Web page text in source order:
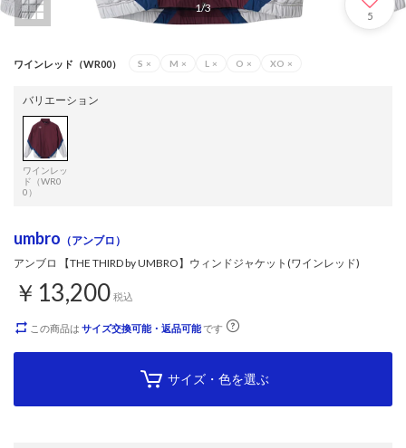
1/3
5
ワインレッド（WR00） S × M × L × O × XO ×
バリエーション
ワインレッ
ド（WR0
0）
umbro （アンブロ）
アンブロ 【THE THIRD by UMBRO】ウィンドジャケット(ワインレッド)
￥13,200 税込
この商品は サイズ交換可能・返品可能です
サイズ・色を選ぶ